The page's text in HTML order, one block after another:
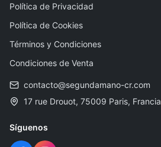
Política de Privacidad
Política de Cookies
Términos y Condiciones
Condiciones de Venta
contacto@segundamano-cr.com
17 rue Drouot, 75009 Paris, Francia
Síguenos